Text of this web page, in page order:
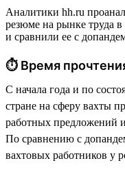
Аналитики hh.ru
резюме на рынке труда
и сравнили ее с
⏱ Время
С начала года и по
стране на сферу вахты
работных предложений
По сравнению с
вахтовых работников у